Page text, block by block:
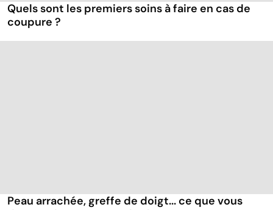
Quels sont les premiers soins à faire en cas de
coupure ?
Peau arrachée, greffe de doigt... ce que vous